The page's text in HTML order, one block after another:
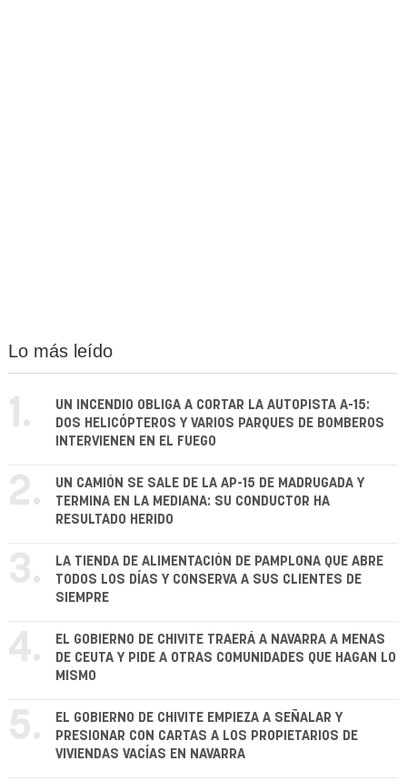
Lo más leído
1.
UN INCENDIO OBLIGA A CORTAR LA AUTOPISTA A-15:
DOS HELICÓPTEROS Y VARIOS PARQUES DE BOMBEROS
INTERVIENEN EN EL FUEGO
2.
UN CAMIÓN SE SALE DE LA AP-15 DE MADRUGADA Y
TERMINA EN LA MEDIANA: SU CONDUCTOR HA
RESULTADO HERIDO
3.
LA TIENDA DE ALIMENTACIÓN DE PAMPLONA QUE ABRE
TODOS LOS DÍAS Y CONSERVA A SUS CLIENTES DE
SIEMPRE
4.
EL GOBIERNO DE CHIVITE TRAERÁ A NAVARRA A MENAS
DE CEUTA Y PIDE A OTRAS COMUNIDADES QUE HAGAN LO
MISMO
5.
EL GOBIERNO DE CHIVITE EMPIEZA A SEÑALAR Y
PRESIONAR CON CARTAS A LOS PROPIETARIOS DE
VIVIENDAS VACÍAS EN NAVARRA